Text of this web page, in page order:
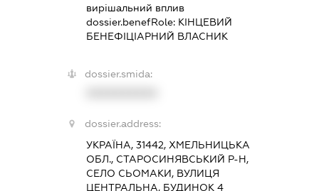
вирішальний вплив
dossier.benefRole: КІНЦЕВИЙ
БЕНЕФІЦІАРНИЙ ВЛАСНИК
dossier.smida:
dossier.address:
УКРАЇНА, 31442, ХМЕЛЬНИЦЬКА
ОБЛ., СТАРОСИНЯВСЬКИЙ Р-Н,
СЕЛО СЬОМАКИ, ВУЛИЦЯ
ЦЕНТРАЛЬНА, БУДИНОК 4